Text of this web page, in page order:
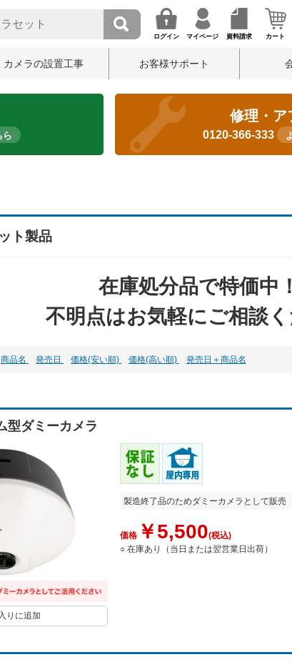
ログイン マイページ 資料請求 カート
カメラの設置工事 お客様サポート
ら
修理・ア
0120-366-333
ト製品
在庫処分品で特価中！
不明点はお気軽にご相談
商品名 発売日 価格(安い順) 価格(高い順) 発売日＋商品名
型ダミーカメラ
りに追加
製造終了品のためダミーカメラとして販売
価格￥5,500(税込)
○ 在庫あり（当日または翌営業日出荷）